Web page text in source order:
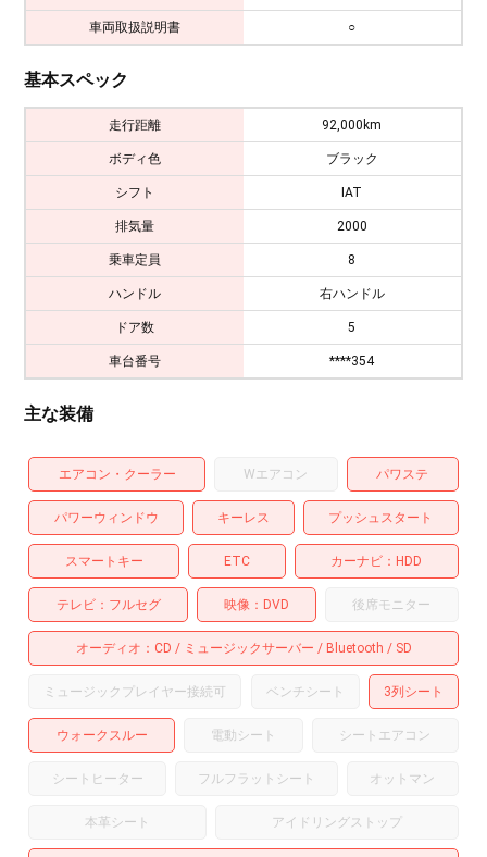
車両取扱説明書 ○
基本スペック
走行距離 92,000km
ボディ色 ブラック
シフト IAT
排気量 2000
乗車定員 8
ハンドル 右ハンドル
ドア数 5
車台番号 ****354
主な装備
エアコン・クーラー Wエアコン パワステ
パワーウィンドウ キーレス プッシュスタート
スマートキー ETC カーナビ HDD
テレビ フルセグ 映像 DVD 後席モニター
オーディオ CD ミュージックサーバー Bluetooth SD
ミュージックプレイヤー接続可 ベンチシート 3列シート
ウォークスルー 電動シート シートエアコン
シートヒーター フルフラットシート オットマン
本革シート アイドリングストップ